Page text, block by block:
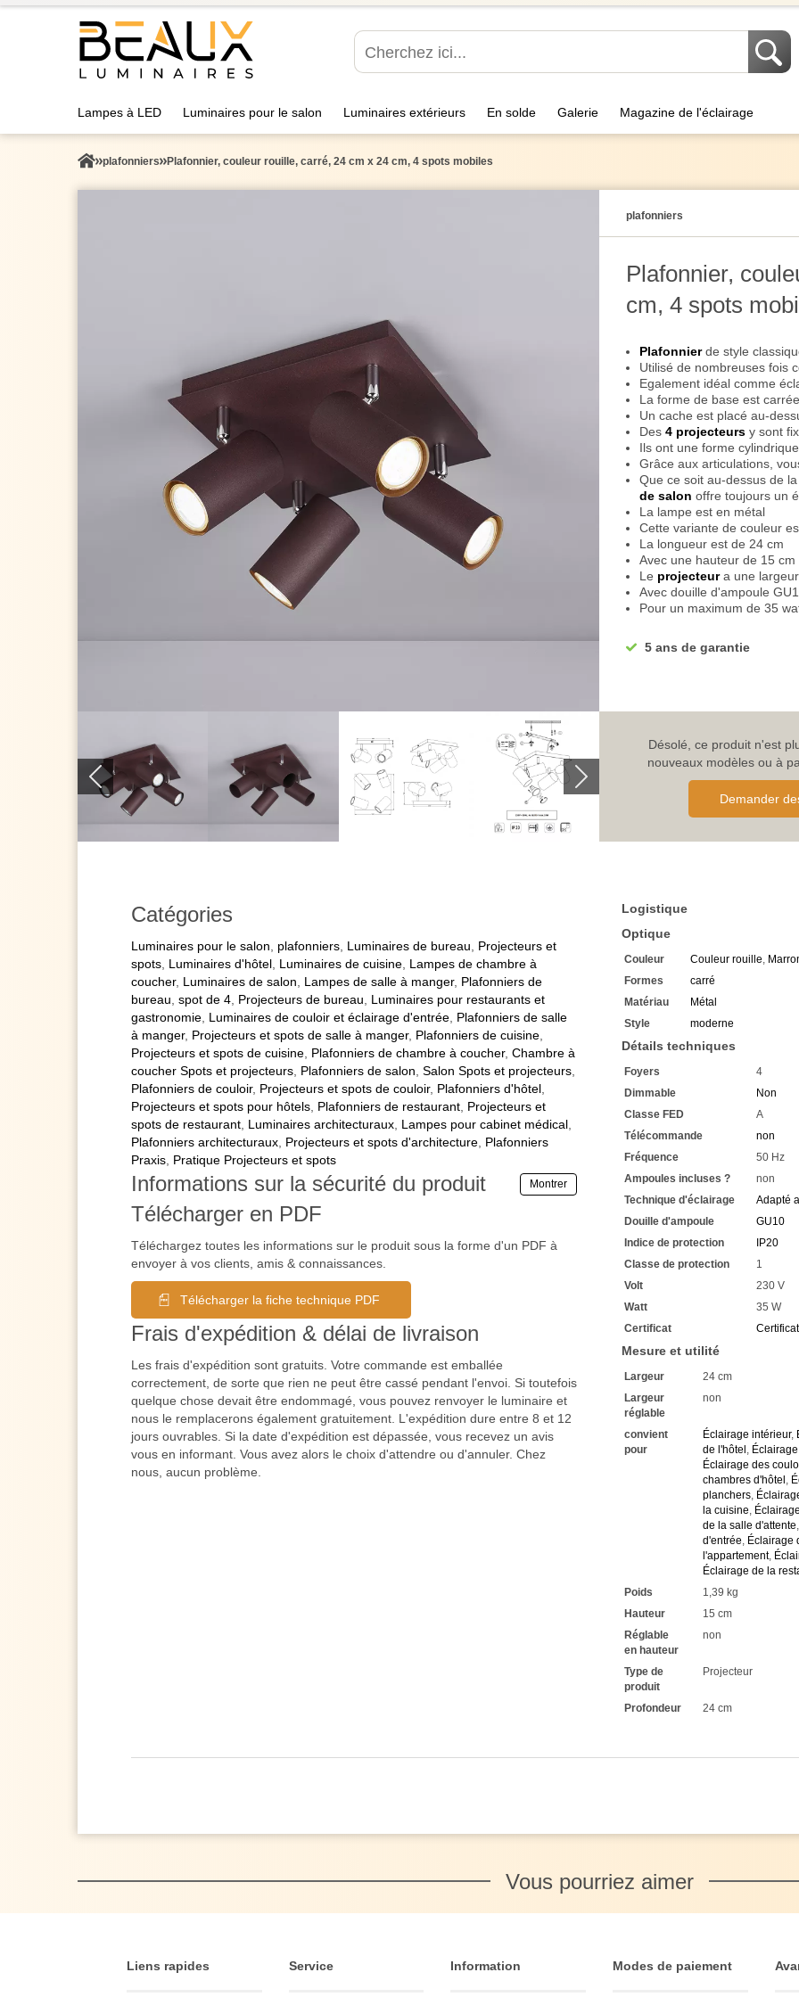
Lampes à LED Luminaires pour le salon Luminaires extérieurs En solde Galerie Magazine de l'éclairage
plafonniers Plafonnier, couleur rouille, carré, 24 cm x 24 cm, 4 spots mobiles
plafonniers
Plafonnier,
cm, 4 spots
Plafonnierde style
Utilisé de nombreuses fois
Egalement idéal comme
La forme de base est
Un cache est placé au-
Des 4 projecteurs y sont
Ils ont une forme cylindrique
Grâce aux articulations,
Que ce soit au-dessus de
de salon offre toujours un
La lampe est en métal
Cette variante de couleur
La longueur est de 24 cm
Avec une hauteur de 15 cm
Le projecteura une
Avec douille d'ampoule
Pour un maximum de 35
Grâce à Lampes LED
élevés
La classification IP est
Renseignez-vous sur les
d'articles
Si vous avez des
Nous attendons vos
5 ans de garantie
Désolé, ce produit n'est
nouveaux modèles ou à
Demander
Catégories
Luminaires pour le salon, plafonniers, Luminaires de bureau, Projecteurs et
spots, Luminaires d'hôtel, Luminaires de cuisine, Lampes de chambre à
coucher, Luminaires de salon, Lampes de salle à manger, Plafonniers de
bureau, spot de 4, Projecteurs de bureau, Luminaires pour restaurants et
gastronomie, Luminaires de couloir et éclairage d'entrée, Plafonniers de salle
à manger, Projecteurs et spots de salle à manger, Plafonniers de cuisine,
Projecteurs et spots de cuisine, Plafonniers de chambre à coucher, Chambre à
coucher Spots et projecteurs, Plafonniers de salon, Salon Spots et projecteurs,
Plafonniers de couloir, Projecteurs et spots de couloir, Plafonniers d'hôtel,
Projecteurs et spots pour hôtels, Plafonniers de restaurant, Projecteurs et
spots de restaurant, Luminaires architecturaux, Lampes pour cabinet médical,
Plafonniers architecturaux, Projecteurs et spots d'architecture, Plafonniers
Praxis, Pratique Projecteurs et spots
Informations sur la sécurité du produit Montrer
Télécharger en PDF
Téléchargez toutes les informations sur le produit sous la forme d'un PDF à
envoyer à vos clients, amis & connaissances.
Télécharger la fiche technique PDF
Frais d'expédition & délai de livraison
Les frais d'expédition sont gratuits. Votre commande est emballée
correctement, de sorte que rien ne peut être cassé pendant l'envoi. Si toutefois
quelque chose devait être endommagé, vous pouvez renvoyer le luminaire et
nous le remplacerons également gratuitement. L'expédition dure entre 8 et 12
jours ouvrables. Si la date d'expédition est dépassée, vous recevez un avis
vous en informant. Vous avez alors le choix d'attendre ou d'annuler. Chez
nous, aucun problème.
Logistique
Optique
Couleur Couleur rouille,
Formes
carré
Matériau
Métal
Style
moderne
Détails techniques
Foyers
4
Dimmable
Non
Classe FED
A
Télécommande
non
Fréquence
50 Hz
Ampoules incluses ?
non
Technique d'éclairage
Adapté
Douille d'ampoule
GU10
Indice de protection
IP20
Classe de protection
1
Volt
230 V
Watt
35 W
Certificat
Mesure et utilité
Largeur
24 cm
Largeur
réglable
non
convient
pour
Éclairage intérieur,
de l'hôtel ,
Éclairage des
chambres d'hôtel ,
planchers,
la cuisine,
de la salle d'attente,
d'entrée, Éclairage
l'appartement,
Éclairage de la
Poids
1,39 kg
Hauteur
15 cm
Réglable
en hauteur
non
Type de
produit
Projecteur
Profondeur 24 cm
Vous pourriez aimer
Liens rapides Service Information Modes de paiement